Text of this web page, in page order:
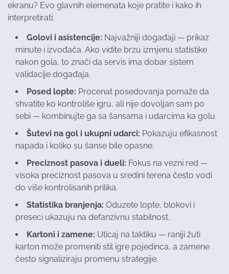
ekranu? Evo glavnih elemenata koje pratite i kako ih
interpretirati:
Golovi i asistencije: Najvažniji događaji — prikaz
minute i izvođača. Ako vidite brzu izmjenu statistike
nakon gola, to znači da servis ima dobar sistem
validacije događaja.
Posed lopte: Procenat posedovanja pomaže da
shvatite ko kontroliše igru, ali nije dovoljan sam po
sebi — kombinujte ga sa šansama i udarcima ka golu.
Šutevi na gol i ukupni udarci: Pokazuju efikasnost
napada i koliko su šanse bile opasne.
Preciznost pasova i dueli: Fokus na vezni red —
visoka preciznost pasova u sredini terena često vodi
do više kontrolisanih prilika.
Statistika branjenja: Oduzete lopte, blokovi i
preseci ukazuju na defanzivnu stabilnost.
Kartoni i zamene: Uticaj na taktiku — raniji žuti
karton može promeniti stil igre pojedinca, a zamene
često signaliziraju promenu strategije.